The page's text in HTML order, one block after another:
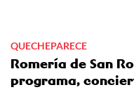
QUECHEPARECE
Romería de San
programa,